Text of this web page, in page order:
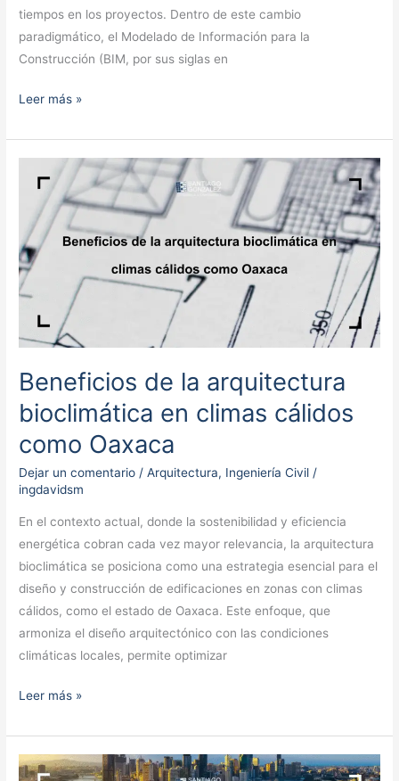
tiempos en los proyectos. Dentro de este cambio
paradigmático, el Modelado de Información para la
Construcción (BIM, por sus siglas en
Leer más »
Beneficios de la arquitectura
bioclimática en climas cálidos
como Oaxaca
Dejar un comentario /Arquitectura, Ingeniería Civil /
ingdavidsm
En el contexto actual, donde la sostenibilidad y eficiencia
energética cobran cada vez mayor relevancia, la arquitectura
bioclimática se posiciona como una estrategia esencial para el
diseño y construcción de edificaciones en zonas con climas
cálidos, como el estado de Oaxaca. Este enfoque, que
armoniza el diseño arquitectónico con las condiciones
climáticas locales, permite optimizar
Beneficios
arquitectura
bioclimática
en
climas
cálidos
como
Leer más »
¿Qué